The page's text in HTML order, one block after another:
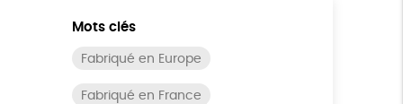
Mots clés
Fabriqué en Europe
Fabriqué en France